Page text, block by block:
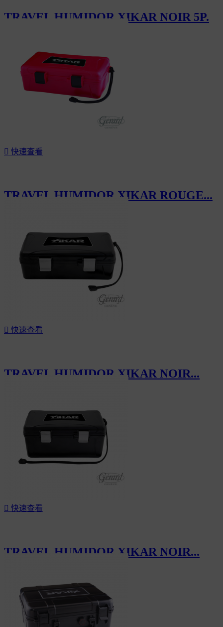
TRAVEL HUMIDOR XIKAR NOIR 5P.
 快速查看
TRAVEL HUMIDOR XIKAR ROUGE...
 快速查看
TRAVEL HUMIDOR XIKAR NOIR...
 快速查看
TRAVEL HUMIDOR XIKAR NOIR...